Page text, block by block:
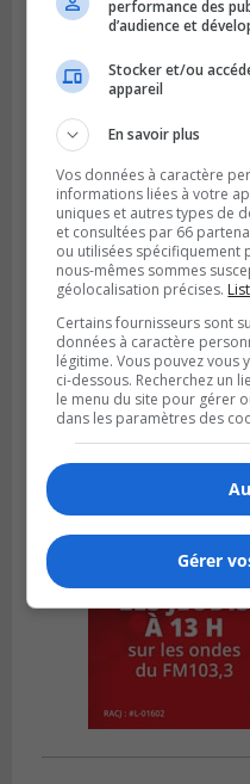
personnel cadre
performance des
d’audience et
Stocker et/ou
appareil
En savoir plus
Vos données à caractère
informations liées à votre
uniques et autres types de
et consultées par 66
ou utilisées spécifiquement
nous-mêmes sommes
géolocalisation précises.
Certains fournisseurs sont
données à caractère
légitime. Vous pouvez
ci-dessous. Recherchez un
le menu du site pour gérer
dans les paramètres des
Gérer